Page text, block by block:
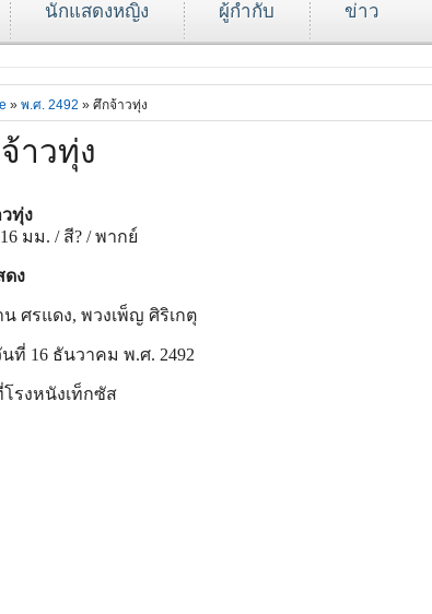
นักแสดงหญิง ผู้กำกับ ข่าว
» พ.ศ. 2492 » ศึกจ้าวทุ่ง
าวทุ่ง
ทุ่ง
มม. / สี? / พากย์
ดง
ศรแดง, พวงเพ็ญ ศิริเกตุ
ที่ 16 ธันวาคม พ.ศ. 2492
รงหนังเท็กซัส